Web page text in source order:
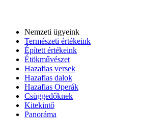
Nemzeti ügyeink
Természeti értékeink
Épített értékeink
Étökművészet
Hazafias versek
Hazafias dalok
Hazafias Operák
Csüggedőknek
Kitekintő
Panoráma